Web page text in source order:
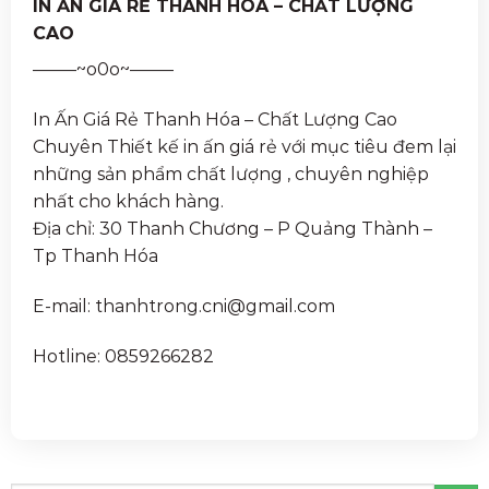
IN ẤN GIÁ RẺ THANH HÓA – CHẤT LƯỢNG
CAO
——–~o0o~——–
In Ấn Giá Rẻ Thanh Hóa – Chất Lượng Cao
Chuyên Thiết kế in ấn giá rẻ với mục tiêu đem lại
những sản phẩm chất lượng , chuyên nghiệp
nhất cho khách hàng.
Địa chỉ: 30 Thanh Chương – P Quảng Thành –
Tp Thanh Hóa
E-mail: thanhtrong.cni@gmail.com
Hotline: 0859266282